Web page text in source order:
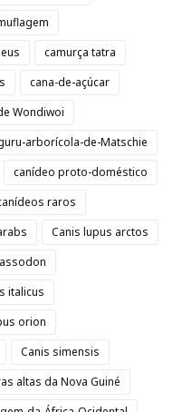
camurça tatra
cana-de-açúcar
Wondiwoi
arborícola-de-Matschie
canídeo proto-doméstico
raros
Canis lupus arctos
italicus
orion
Canis simensis
altas da Nova Guiné